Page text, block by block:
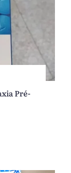
Pré-